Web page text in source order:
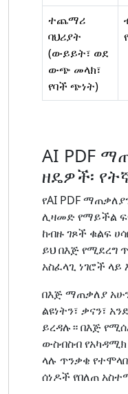
ተጨማሪ
ባህሪያት
(ውይይት፣ ወደ
ውጭ መላክ፣
የባች ጭነት)
AI PDF
ዘዴዎች፡
የAI PDF
ሊዛመድ የማይችል
ከብዙ ገጾች ቁልፍ
ይህ በእጅ የሚደረግ
አስፈላጊ ነገሮች
በእጅ ማጠቃለያ
ልዩነትን፣ ቃናን፣
ይረዳሉ። በእጅ
ውስብስብ
ላሉ ጥንቃቄ
ሰነዶች የበለጠ